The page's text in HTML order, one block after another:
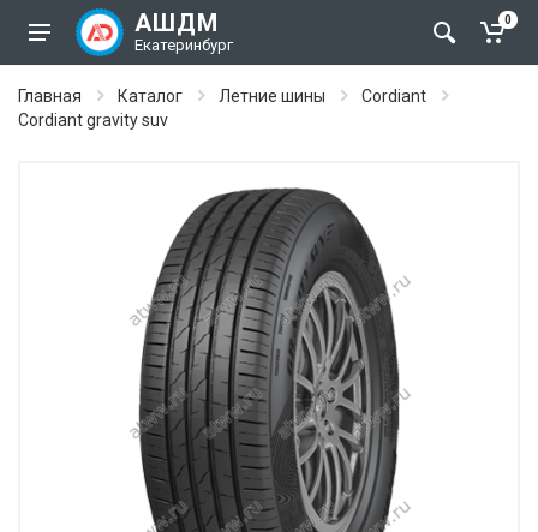
АШДМ
Екатеринбург
0
Главная Каталог Летние шины
Cordiant
Cordiant gravity suv